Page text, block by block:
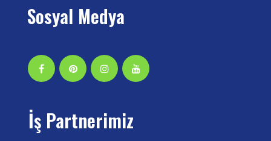
Sosyal Medya
İş Partnerimiz